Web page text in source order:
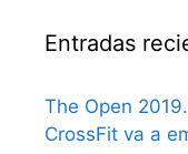
Entradas
The Open
CrossFit va a